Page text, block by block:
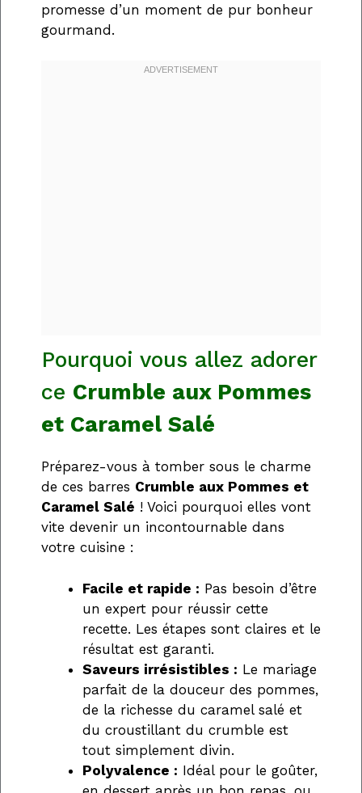
promesse d’un moment de pur bonheur
gourmand.
Pourquoi vous allez adorer
ce Crumble aux Pommes
et Caramel Salé
Préparez-vous à tomber sous le charme
de ces barres Crumble aux Pommes et
Caramel Salé ! Voici pourquoi elles vont
vite devenir un incontournable dans
votre cuisine :
Facile et rapide : Pas besoin d’être
un expert pour réussir cette
recette. Les étapes sont claires et le
résultat est garanti.
Saveurs irrésistibles : Le mariage
parfait de la douceur des pommes,
de la richesse du caramel salé et
du croustillant du crumble est
tout simplement divin.
Polyvalence : Idéal pour le goûter,